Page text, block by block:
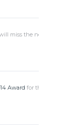
miss the next
Award for the first